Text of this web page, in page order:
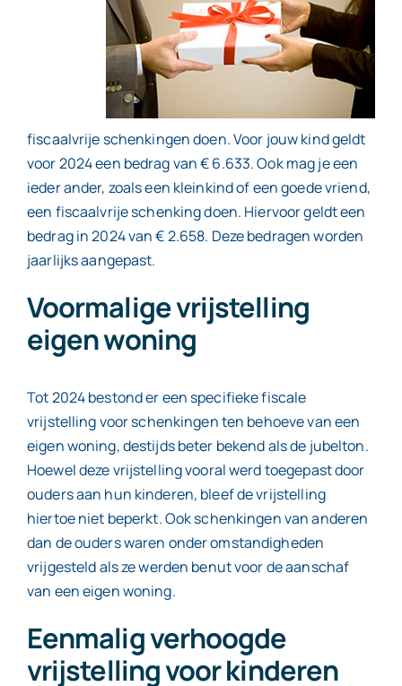
fiscaalvrije schenkingen doen. Voor jouw kind geldt
voor 2024 een bedrag van € 6.633. Ook mag je een
ieder ander, zoals een kleinkind of een goede vriend,
een fiscaalvrije schenking doen. Hiervoor geldt een
bedrag in 2024 van € 2.658. Deze bedragen worden
jaarlijks aangepast.
Voormalige vrijstelling
eigen woning
Tot 2024 bestond er een specifieke fiscale
vrijstelling voor schenkingen ten behoeve van een
eigen woning, destijds beter bekend als de jubelton.
Hoewel deze vrijstelling vooral werd toegepast door
ouders aan hun kinderen, bleef de vrijstelling
hiertoe niet beperkt. Ook schenkingen van anderen
dan de ouders waren onder omstandigheden
vrijgesteld als ze werden benut voor de aanschaf
van een eigen woning.
Eenmalig verhoogde
vrijstelling voor kinderen